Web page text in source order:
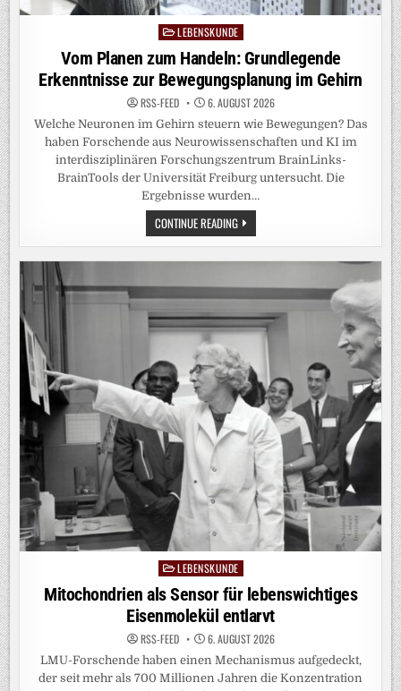
PostedLEBENSKUNDE
Vom Planen zum Handeln: Grundlegende
Erkenntnisse zur Bewegungsplanung im Gehirn
RSS-FEED 6. AUGUST 2026
Welche Neuronen im Gehirn steuern wie Bewegungen? Das
haben Forschende aus Neurowissenschaften und KI im
interdisziplinären Forschungszentrum BrainLinks-
BrainTools der Universität Freiburg untersucht. Die
Ergebnisse wurden…
CONTINUE READINGVOM
PLANEN
ZUM
ZUR
BEWEGUNGSPLANUNG
IM
GEHIRN
Posted
in
LEBENSKUNDE
Mitochondrien als Sensor für lebenswichtiges
Eisenmolekül entlarvt
RSS-FEED 6. AUGUST 2026
LMU-Forschende haben einen Mechanismus aufgedeckt,
der seit mehr als 700 Millionen Jahren die Konzentration